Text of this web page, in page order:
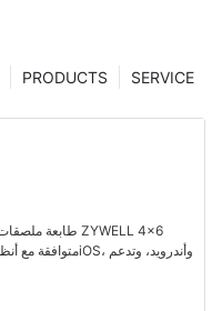
SERVICE
PRODUCTS